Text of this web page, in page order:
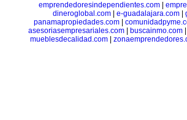
emprendedoresindependientes.com|
dineroglobal.com
e-guadalajara.com
panamapropiedades.com|
asesoriasempresariales.com| buscainmo.com
mueblesdecalidad.com|